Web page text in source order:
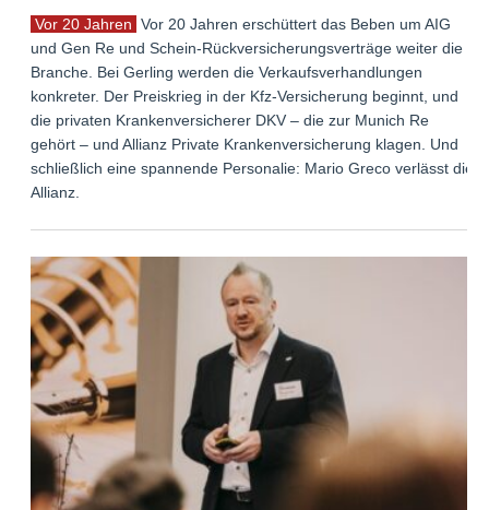
Vor 20 Jahren Vor 20 Jahren erschüttert das Beben um AIG
und Gen Re und Schein-Rückversicherungsverträge weiter die
Branche. Bei Gerling werden die Verkaufsverhandlungen
konkreter. Der Preiskrieg in der Kfz-Versicherung beginnt, und
die privaten Krankenversicherer DKV – die zur Munich Re
gehört – und Allianz Private Krankenversicherung klagen. Und
schließlich eine spannende Personalie: Mario Greco verlässt die
Allianz.